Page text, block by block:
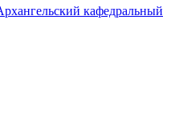
кафедральный